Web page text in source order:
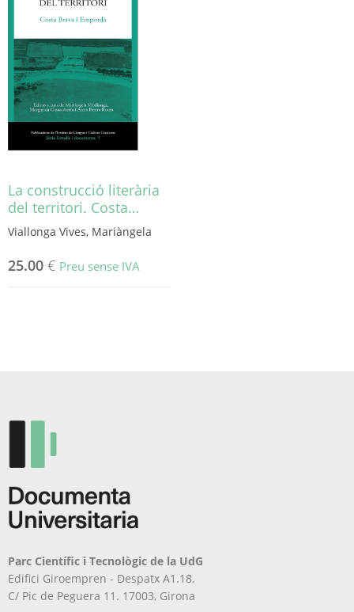
La construcció literària
del territori. Costa…
Viallonga Vives, Mariàngela
25.00 € Preu sense IVA
Parc Científic i Tecnològic de la UdG
Edifici Giroempren - Despatx A1.18.
C/ Pic de Peguera 11. 17003, Girona